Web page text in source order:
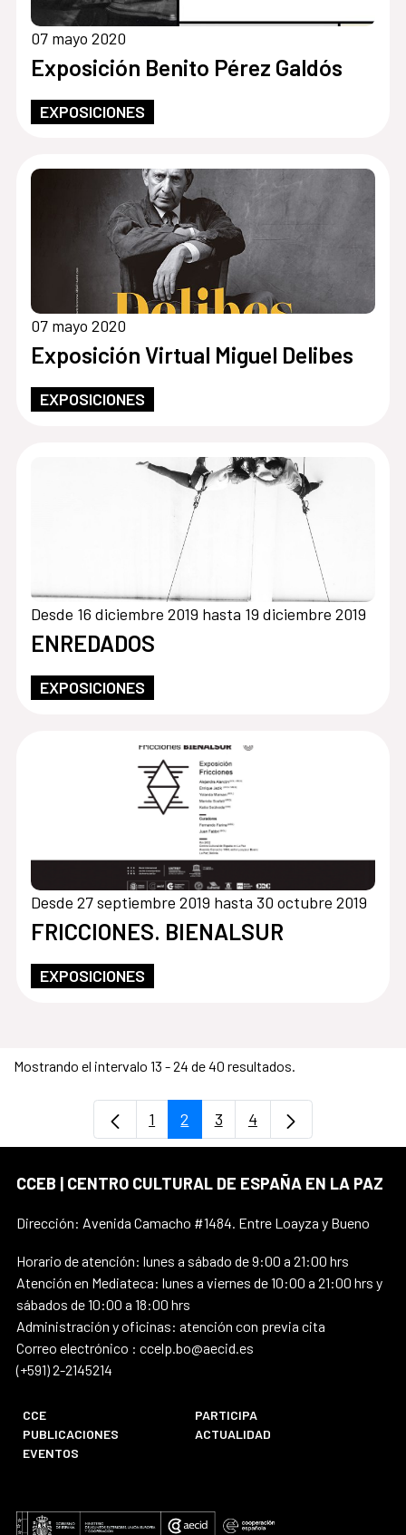
07 mayo 2020
Exposición Benito Pérez Galdós
EXPOSICIONES
07 mayo 2020
Exposición Virtual Miguel Delibes
EXPOSICIONES
Desde 16 diciembre 2019 hasta 19 diciembre 2019
ENREDADOS
EXPOSICIONES
Desde 27 septiembre 2019 hasta 30 octubre 2019
FRICCIONES. BIENALSUR
EXPOSICIONES
Mostrando el intervalo 13 - 24 de 40 resultados.
Página
1 Página
2 Página
3 Página
4
CCEB | CENTRO CULTURAL DE ESPAÑA EN LA PAZ
Dirección: Avenida Camacho #1484. Entre Loayza y Bueno
Horario de atención: lunes a sábado de 9:00 a 21:00 hrs
Atención en Mediateca: lunes a viernes de 10:00 a 21:00 hrs y
sábados de 10:00 a 18:00 hrs
Administración y oficinas: atención con previa cita
Correo electrónico : ccelp.bo@aecid.es
(+591) 2-2145214
CCE
PARTICIPA
PUBLICACIONES
ACTUALIDAD
EVENTOS